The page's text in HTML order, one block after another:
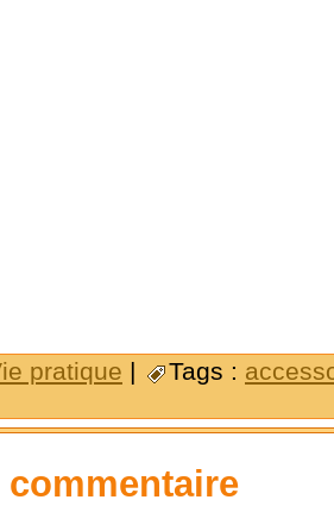
pratique | Tags :